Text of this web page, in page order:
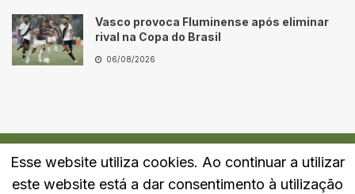
Vasco provoca Fluminense após eliminar
rival na Copa do Brasil
06/08/2026
Quem Somos Fale Conosco Política de Privacidade
Esse website utiliza cookies. Ao continuar a utilizar
este website está a dar consentimento à utilização